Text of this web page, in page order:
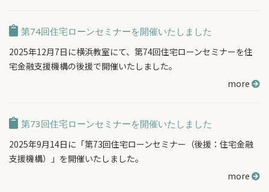
第74回住宅ローンセミナーを開催いたしました
2025年12月7日に横浜教室にて、第74回住宅ローンセミナーを住
宅金融支援機構の後援で開催いたしました。
more
第73回住宅ローンセミナーを開催いたしました
2025年9月14日に「第73回住宅ローンセミナー（後援：住宅金融
支援機構）」を開催いたしました。
more